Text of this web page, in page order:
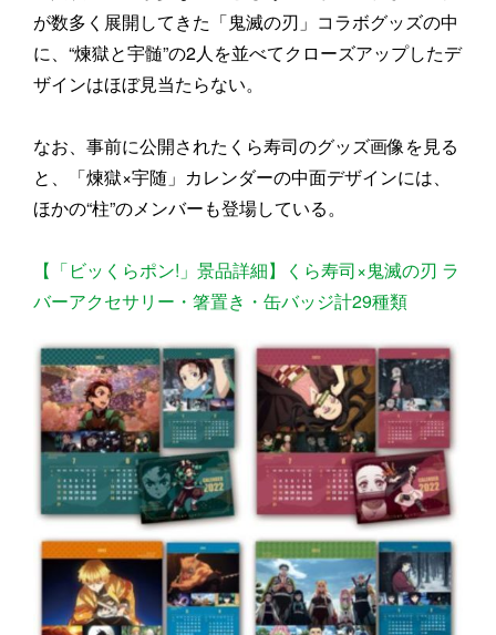
が数多く展開してきた「鬼滅の刃」コラボグッズの中
に、“煉獄と宇髄”の2人を並べてクローズアップしたデ
ザインはほぼ見当たらない。
なお、事前に公開されたくら寿司のグッズ画像を見る
と、「煉獄×宇随」カレンダーの中面デザインには、
ほかの“柱”のメンバーも登場している。
【「ビッくらポン!」景品詳細】くら寿司×鬼滅の刃 ラ
バーアクセサリー・箸置き・缶バッジ計29種類